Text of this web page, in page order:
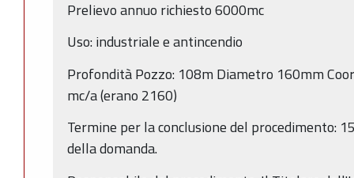
Prelievo annuo richiesto 6000mc
Uso: industriale e antincendio
Profondità Pozzo: 108m Diametro 160mm
mc/a (erano 2160)
Termine per la conclusione del procedimento:
della domanda.